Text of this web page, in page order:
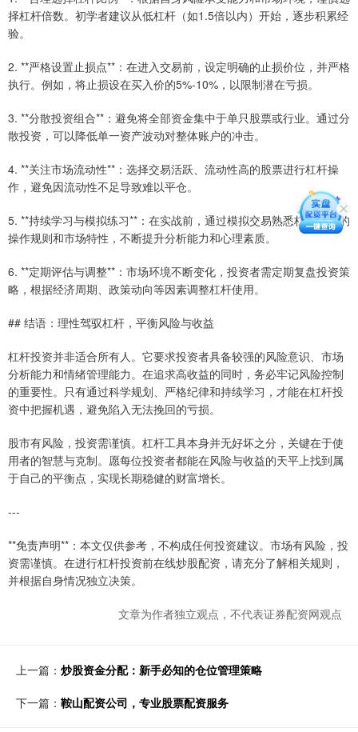
择杠杆倍数。初学者建议从低杠杆（如1.5倍以内）开始，逐步积累经
验。
2. **严格设置止损点**：在进入交易前，设定明确的止损价位，并严格
执行。例如，将止损设在买入价的5%-10%，以限制潜在亏损。
3. **分散投资组合**：避免将全部资金集中于单只股票或行业。通过分
散投资，可以降低单一资产波动对整体账户的冲击。
4. **关注市场流动性**：选择交易活跃、流动性高的股票进行杠杆操
作，避免因流动性不足导致难以平仓。
5. **持续学习与模拟练习**：在实战前，通过模拟交易熟悉杠杆工具的
操作规则和市场特性，不断提升分析能力和心理素质。
6. **定期评估与调整**：市场环境不断变化，投资者需定期复盘投资策
略，根据经济周期、政策动向等因素调整杠杆使用。
## 结语：理性驾驭杠杆，平衡风险与收益
杠杆投资并非适合所有人。它要求投资者具备较强的风险意识、市场
分析能力和情绪管理能力。在追求高收益的同时，务必牢记风险控制
的重要性。只有通过科学规划、严格纪律和持续学习，才能在杠杆投
资中把握机遇，避免陷入无法挽回的亏损。
股市有风险，投资需谨慎。杠杆工具本身并无好坏之分，关键在于使
用者的智慧与克制。愿每位投资者都能在风险与收益的天平上找到属
于自己的平衡点，实现长期稳健的财富增长。
---
**免责声明**：本文仅供参考，不构成任何投资建议。市场有风险，投
资需谨慎。在进行杠杆投资前在线炒股配资，请充分了解相关规则，
并根据自身情况独立决策。
文章为作者独立观点，不代表证券配资网观点
上一篇： 炒股资金分配：新手必知的仓位管理策略
下一篇： 鞍山配资公司，专业股票配资服务